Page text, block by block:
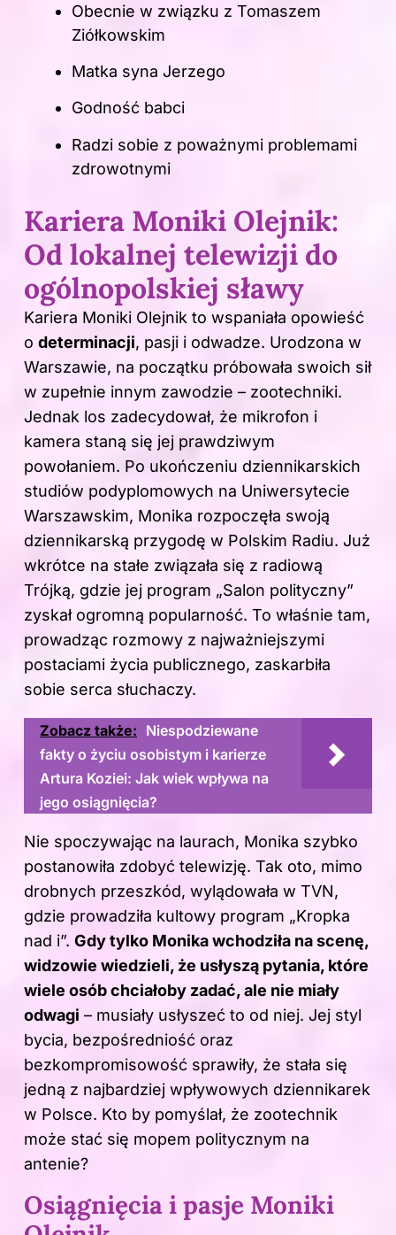
Obecnie w związku z Tomaszem
Ziółkowskim
Matka syna Jerzego
Godność babci
Radzi sobie z poważnymi problemami
zdrowotnymi
Kariera Moniki Olejnik:
Od lokalnej telewizji do
ogólnopolskiej sławy
Kariera Moniki Olejnik to wspaniała opowieść
o determinacji, pasji i odwadze. Urodzona w
Warszawie, na początku próbowała swoich sił
w zupełnie innym zawodzie – zootechniki.
Jednak los zadecydował, że mikrofon i
kamera staną się jej prawdziwym
powołaniem. Po ukończeniu dziennikarskich
studiów podyplomowych na Uniwersytecie
Warszawskim, Monika rozpoczęła swoją
dziennikarską przygodę w Polskim Radiu. Już
wkrótce na stałe związała się z radiową
Trójką, gdzie jej program „Salon polityczny”
zyskał ogromną popularność. To właśnie tam,
prowadząc rozmowy z najważniejszymi
postaciami życia publicznego, zaskarbiła
sobie serca słuchaczy.
Zobacz także: Niespodziewane
fakty o życiu osobistym i karierze
Artura Koziei: Jak wiek wpływa na
jego osiągnięcia?
Nie spoczywając na laurach, Monika szybko
postanowiła zdobyć telewizję. Tak oto, mimo
drobnych przeszkód, wylądowała w TVN,
gdzie prowadziła kultowy program „Kropka
nad i”. Gdy tylko Monika wchodziła na scenę,
widzowie wiedzieli, że usłyszą pytania, które
wiele osób chciałoby zadać, ale nie miały
odwagi – musiały usłyszeć to od niej. Jej styl
bycia, bezpośredniość oraz
bezkompromisowość sprawiły, że stała się
jedną z najbardziej wpływowych dziennikarek
w Polsce. Kto by pomyślał, że zootechnik
może stać się mopem politycznym na
antenie?
Osiągnięcia i pasje Moniki